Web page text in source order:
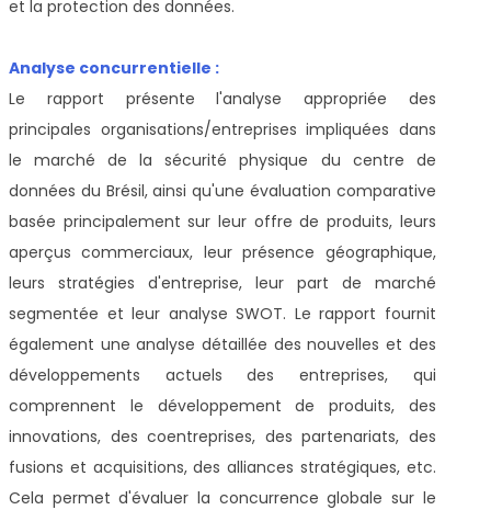
et la protection des données.
Analyse concurrentielle :
Le rapport présente l'analyse appropriée des
principales organisations/entreprises impliquées dans
le marché de la sécurité physique du centre de
données du Brésil, ainsi qu'une évaluation comparative
basée principalement sur leur offre de produits, leurs
aperçus commerciaux, leur présence géographique,
leurs stratégies d'entreprise, leur part de marché
segmentée et leur analyse SWOT. Le rapport fournit
également une analyse détaillée des nouvelles et des
développements actuels des entreprises, qui
comprennent le développement de produits, des
innovations, des coentreprises, des partenariats, des
fusions et acquisitions, des alliances stratégiques, etc.
Cela permet d'évaluer la concurrence globale sur le